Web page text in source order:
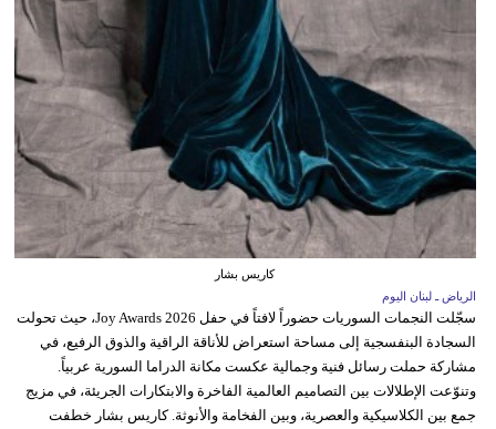
كاريس بشار
الرياض ـ لبنان اليوم
سجّلت النجمات السوريات حضوراً لافتاً في حفل Joy Awards 2026، حيث تحولت
السجادة البنفسجية إلى مساحة استعراض للأناقة الراقية والذوق الرفيع، في
مشاركة حملت رسائل فنية وجمالية عكست مكانة الدراما السورية عربياً.
وتنوّعت الإطلالات بين التصاميم العالمية الفاخرة والابتكارات الجريئة، في مزيج
جمع بين الكلاسيكية والعصرية، وبين الفخامة والأنوثة. كاريس بشار خطفت